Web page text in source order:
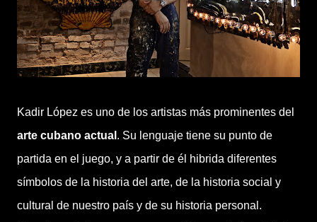
Kadir López es uno de los artistas más prominentes del
arte cubano actual . Su lenguaje tiene su punto de
partida en el juego, y a partir de él hibrida diferentes
símbolos de la historia del arte, de la historia social y
cultural de nuestro país y de su historia personal.